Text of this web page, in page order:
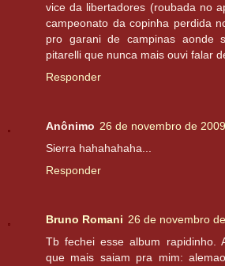
vice da libertadores (roubada no
campeonato da copinha perdida
pro garani de campinas aonde
pitarelli que nunca mais ouvi falar
Responder
Anônimo 26 de novembro de
Sierra hahahahaha...
Responder
Bruno Romani 26 de novembro
Tb fechei esse album rapidinho.
que mais saiam pra mim: